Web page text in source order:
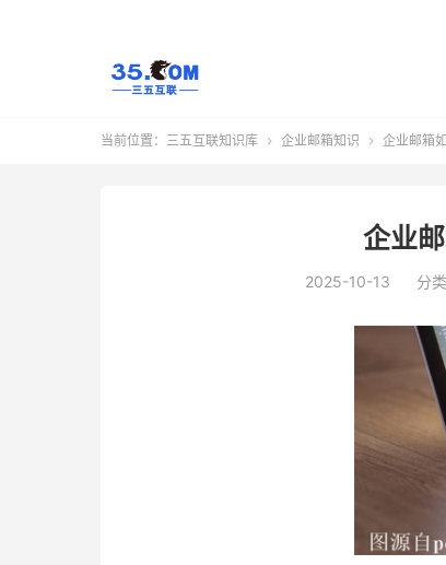
当前位置： 三五互联知识库  企业邮箱知识  企业邮箱
企业
2025-10-13 分类